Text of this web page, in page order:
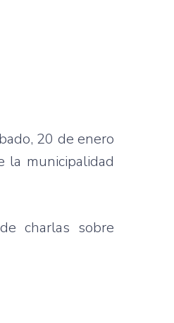
20 de enero
la municipalidad
charlas sobre